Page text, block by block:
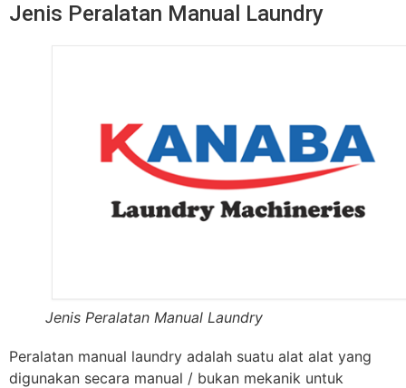
Jenis Peralatan Manual Laundry
Jenis Peralatan Manual Laundry
Peralatan manual laundry adalah suatu alat alat yang
digunakan secara manual / bukan mekanik untuk